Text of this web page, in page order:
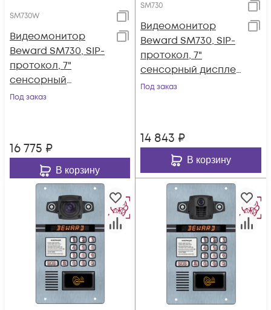
SM730W
Видеомонитор
Beward SM730, SIP-
протокол, 7"
сенсорный
дисплей 1024x600,
Под заказ
16 775 ₽
В корзину
SM730
Видеомонитор
Beward SM730, SIP-
протокол, 7"
сенсорный дисплей
1024x600, PoE,
Под заказ
14 843 ₽
В корзину